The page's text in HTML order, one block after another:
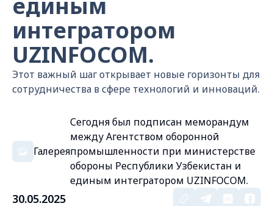
интегратором
UZINFOCOM.
Этот важный шаг открывает новые горизонты для
сотрудничества в сфере технологий и инноваций.
Галерея
Сегодня был подписан меморандум
между Агентством оборонной
промышленности при министерстве
обороны Республики Узбекистан и
единым интегратором UZINFOCOM.
30.05.2025